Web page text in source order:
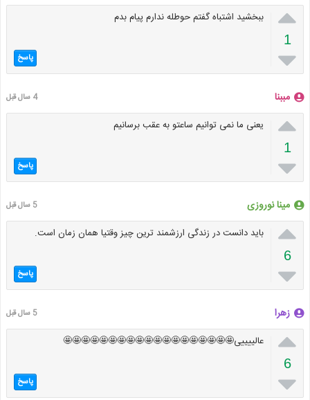

1

ببخشید اشتباه گفتم حوطله ندارم پیام بدم
پاسخ
مببنا 4 سال قبل

1

یعنی ما نمی توانیم ساعتو به عقب برسانیم
پاسخ
مینا نوروزی 5 سال قبل

6

باید دانست در زندگی ارزشمند ترین چیز وقتیا همان زمان است.
پاسخ
زهرا 5 سال قبل

6

عالییییی🤩🤩🤩🤩🤩🤩🤩🤩🤩🤩🤩🤩🤩🤩🤩🤩🤩🤩🤩
پاسخ